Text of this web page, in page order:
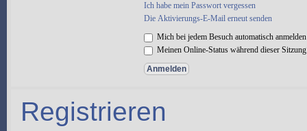
Ich habe mein Passwort vergessen
Die Aktivierungs-E-Mail erneut senden
Mich bei jedem Besuch automatisch anmelden
Meinen Online-Status während dieser
Registrieren